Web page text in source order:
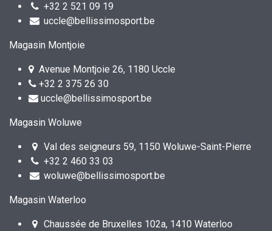
+32 2 521 09 19
uccle@bellissimosport.be
Magasin Montjoie
Avenue Montjoie 26, 1180 Uccle
+32 2 375 26 30
uccle@bellissimosport.be
Magasin Woluwe
Val des seigneurs 59, 1150 Woluwe-Saint-Pierre
+32 2 460 33 03
woluwe@bellissimosport.be
Magasin Waterloo
Chaussée de Bruxelles 102a, 1410 Waterloo